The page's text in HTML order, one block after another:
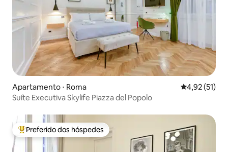
Apartamento ⋅ Roma 4,92 de uma
4,92 (51)
Suíte Executiva Skylife Piazza del Popolo
Entre os melhores preferidos dos hóspedes
Preferido dos hóspedes